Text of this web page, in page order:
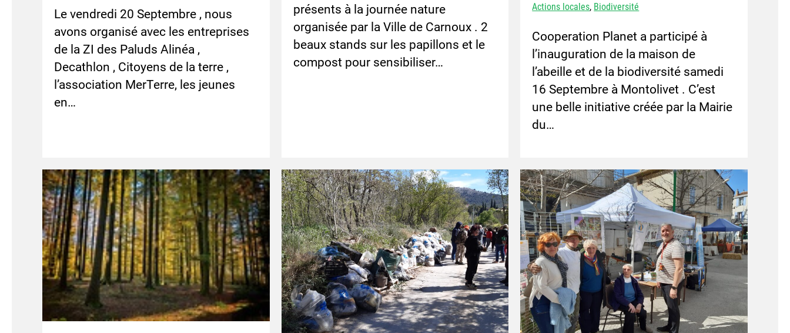
Le vendredi 20 Septembre , nous
avons organisé avec les entreprises
de la ZI des Paluds Alinéa ,
Decathlon , Citoyens de la terre ,
l’association MerTerre, les jeunes
en…
présents à la journée nature
organisée par la Ville de Carnoux . 2
beaux stands sur les papillons et le
compost pour sensibiliser…
Actions locales, Biodiversité
Cooperation Planet a participé à
l’inauguration de la maison de
l’abeille et de la biodiversité samedi
16 Septembre à Montolivet . C’est
une belle initiative créée par la Mairie
du…